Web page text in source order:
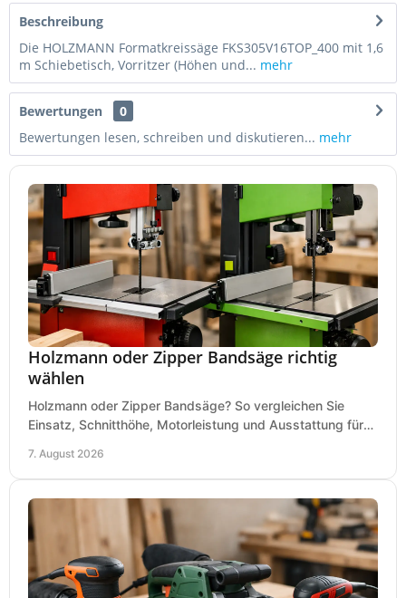
Beschreibung
Die HOLZMANN Formatkreissäge FKS305V16TOP_400 mit 1,6
m Schiebetisch, Vorritzer (Höhen und... mehr
Bewertungen
0
Bewertungen lesen, schreiben und diskutieren... mehr
Holzmann oder Zipper Bandsäge richtig
wählen
Holzmann oder Zipper Bandsäge? So vergleichen Sie
Einsatz, Schnitthöhe, Motorleistung und Ausstattung für
7. August 2026